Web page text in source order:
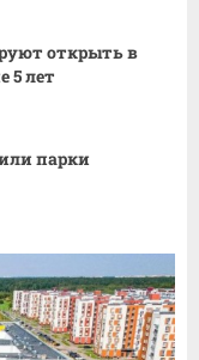
открыть в
5 лет
парки